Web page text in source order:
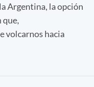
Argentina, la opción
que,
volcarnos hacia